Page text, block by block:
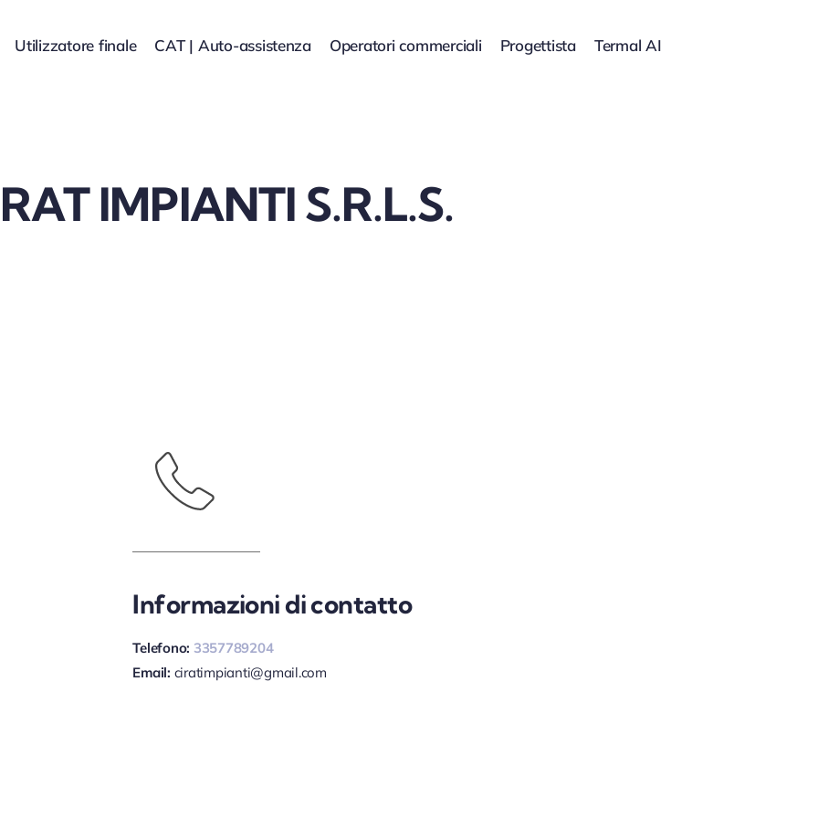
Utilizzatore finale CAT | Auto-assistenza Operatori commerciali Progettista Termal AI
IMPIANTI S.R.L.S.
Informazioni di contatto
Telefono: 3357789204
Email: ciratimpianti@gmail.com